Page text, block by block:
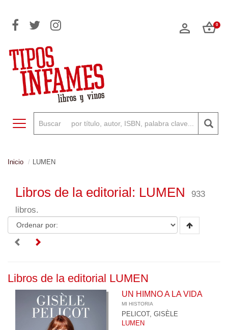
0
Toggle navigation
Inicio LUMEN
Libros de la editorial: LUMEN
933
libros.
Libros de la editorial LUMEN
UN HIMNO A LA VIDA
MI HISTORIA
PELICOT, GISÈLE
LUMEN